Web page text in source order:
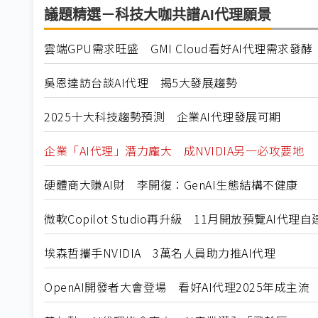
議題精選－科技大咖共譜AI代理願景
雲端GPU需求旺盛 GMI Cloud看好AI代理需求發酵
吳恩達訪台談AI代理 揭5大發展趨勢
2025十大科技趨勢預測 企業AI代理發展可期
企業「AI代理」潛力龐大 成NVIDIA另一必攻要地
硬體商大賺AI財 李開復：GenAI生態結構不健康
微軟Copilot Studio再升級 11月開放預覽AI代理自
埃森哲攜手NVIDIA 3萬名人員助力推AI代理
OpenAI開發者大會登場 看好AI代理2025年成主流